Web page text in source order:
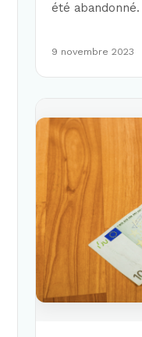
été abandonné.
9 novembre 2023